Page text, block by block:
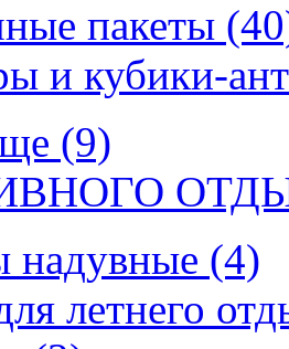
пакеты
и кубики-
(9)
надувные (4)
летнего